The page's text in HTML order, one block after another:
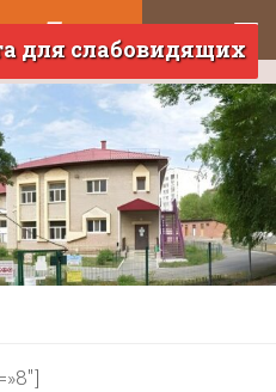
МАДОУ д/с №121 города Тюмени
для слабовидящих